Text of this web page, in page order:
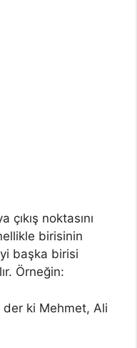
noktasını
birisinin
başka birisi
Örneğin:
ki Mehmet, Ali